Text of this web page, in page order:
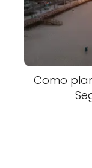
Como